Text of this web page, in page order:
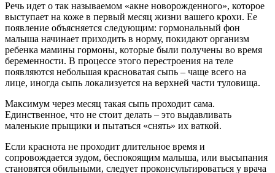
Речь идет о так называемом «акне новорожденного», которое
выступает на коже в первый месяц жизни вашего крохи. Ее
появление объясняется следующим: гормональный фон
малыша начинает приходить в норму, покидают организм
ребенка мамины гормоны, которые были получены во время
беременности. В процессе этого перестроения на теле
появляются небольшая красноватая сыпь – чаще всего на
лице, иногда сыпь локализуется на верхней части туловища.
Максимум через месяц такая сыпь проходит сама.
Единственное, что не стоит делать – это выдавливать
маленькие прыщики и пытаться «снять» их ваткой.
Если краснота не проходит длительное время и
сопровождается зудом, беспокоящим малыша, или высыпания
становятся обильными, следует проконсультироваться у врача